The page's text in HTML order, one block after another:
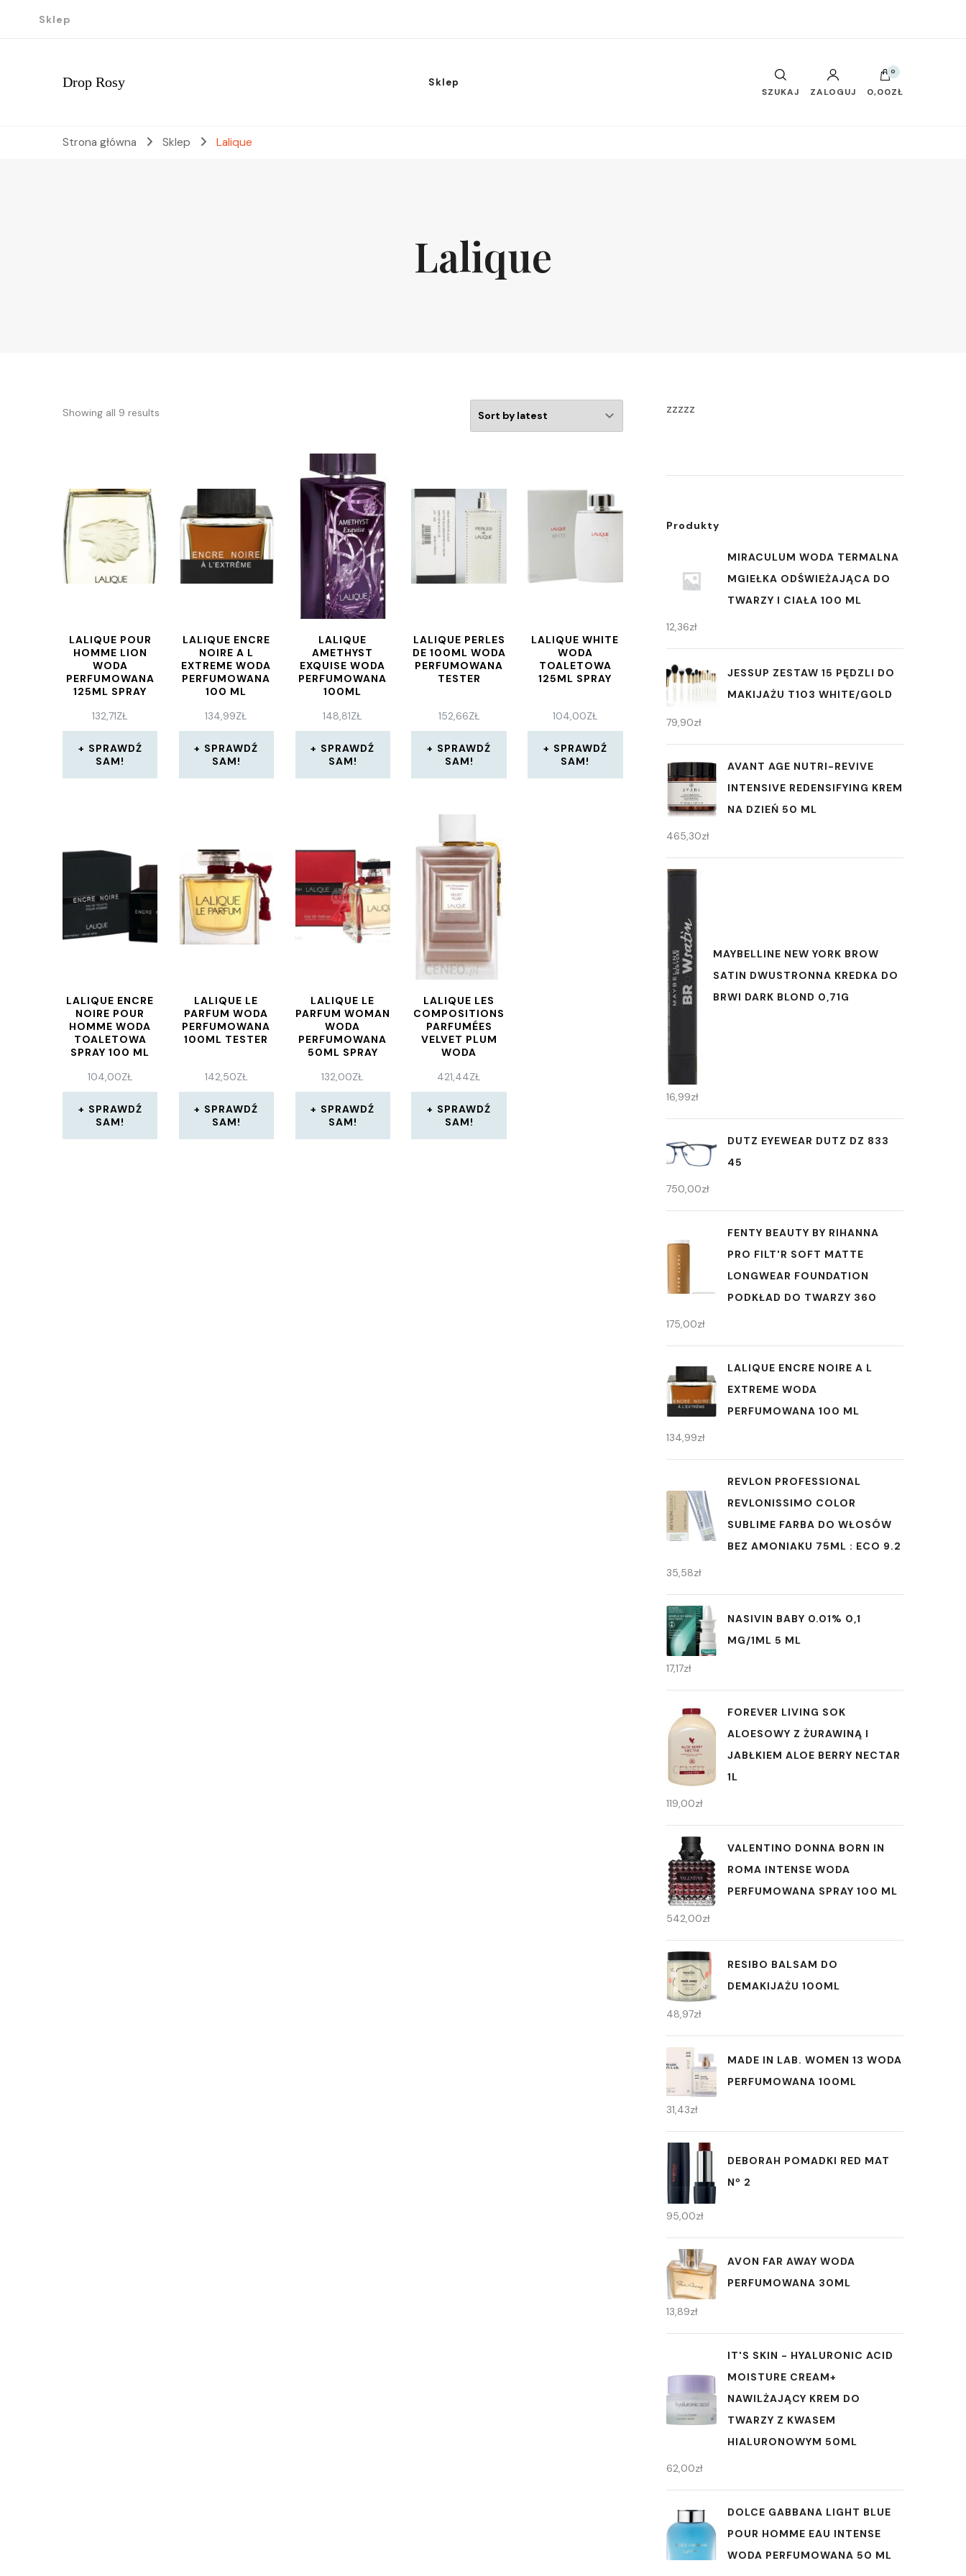
Sklep
Drop Rosy Sklep
SZUKAJ ZALOGUJ
0
0,00ZŁ
Strona główna Sklep Lalique
Lalique
Showing all 9 results
LALIQUE POUR
HOMME LION
WODA
PERFUMOWANA
125ML SPRAY
132,71ZŁ
SPRAWDŹ
SAM!
LALIQUE ENCRE
NOIRE A L
EXTREME WODA
PERFUMOWANA
100 ML
134,99ZŁ
SPRAWDŹ
SAM!
LALIQUE
AMETHYST
EXQUISE WODA
PERFUMOWANA
100ML
148,81ZŁ
SPRAWDŹ
SAM!
LALIQUE PERLES
DE 100ML WODA
PERFUMOWANA
TESTER
152,66ZŁ
SPRAWDŹ
SAM!
LALIQUE WHITE
WODA
TOALETOWA
125ML SPRAY
104,00ZŁ
SPRAWDŹ
SAM!
LALIQUE ENCRE
NOIRE POUR
HOMME WODA
TOALETOWA
SPRAY 100 ML
104,00ZŁ
SPRAWDŹ
SAM!
LALIQUE LE
PARFUM WODA
PERFUMOWANA
100ML TESTER
142,50ZŁ
SPRAWDŹ
SAM!
LALIQUE LE
PARFUM WOMAN
WODA
PERFUMOWANA
50ML SPRAY
132,00ZŁ
SPRAWDŹ
SAM!
LALIQUE LES
COMPOSITIONS
PARFUMÉES
VELVET PLUM
WODA
100 ML
421,44ZŁ
SPRAWDŹ
SAM!
zzzzz
Produkty
MIRACULUM WODA TERMALNA
MGIEŁKA ODŚWIEŻAJĄCA DO
TWARZY I CIAŁA 100 ML
12,36zł
JESSUP ZESTAW 15 PĘDZLI DO
MAKIJAŻU T103 WHITE/GOLD
79,90zł
AVANT AGE NUTRI-REVIVE
INTENSIVE REDENSIFYING KREM
NA DZIEŃ 50 ML
465,30zł
MAYBELLINE NEW YORK BROW
SATIN DWUSTRONNA KREDKA DO
BRWI DARK BLOND 0,71G
16,99zł
DUTZ EYEWEAR DUTZ DZ 833
45
750,00zł
FENTY BEAUTY BY RIHANNA
PRO FILT'R SOFT MATTE
LONGWEAR FOUNDATION
PODKŁAD DO TWARZY 360
175,00zł
LALIQUE ENCRE NOIRE A L
EXTREME WODA
PERFUMOWANA 100 ML
134,99zł
REVLON PROFESSIONAL
REVLONISSIMO COLOR
SUBLIME FARBA DO WŁOSÓW
BEZ AMONIAKU 75ML : ECO 9.2
35,58zł
NASIVIN BABY 0.01% 0,1
MG/1ML 5 ML
17,17zł
FOREVER LIVING SOK
ALOESOWY Z ŻURAWINĄ I
JABŁKIEM ALOE BERRY NECTAR
1L
119,00zł
VALENTINO DONNA BORN IN
ROMA INTENSE WODA
PERFUMOWANA SPRAY 100 ML
542,00zł
RESIBO BALSAM DO
DEMAKIJAŻU 100ML
48,97zł
MADE IN LAB. WOMEN 13 WODA
PERFUMOWANA 100ML
31,43zł
DEBORAH POMADKI RED MAT
Nº 2
95,00zł
AVON FAR AWAY WODA
PERFUMOWANA 30ML
13,89zł
IT'S SKIN - HYALURONIC ACID
MOISTURE CREAM+
NAWILŻAJĄCY KREM DO
TWARZY Z KWASEM
HIALURONOWYM 50ML
62,00zł
DOLCE GABBANA LIGHT BLUE
POUR HOMME EAU INTENSE
WODA PERFUMOWANA 50 ML